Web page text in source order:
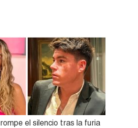
el silencio tras la furia